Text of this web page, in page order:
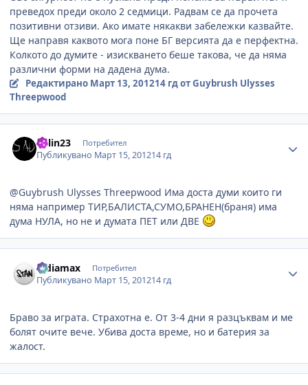
преведох преди около 2 седмици. Радвам се да прочета
позитивни отзиви. Ако имате някакви забележки казвайте.
Ще направя каквото мога поне БГ версията да е перфектна.
Колкото до думите - изискването беше такова, че да няма
различни форми на дадена дума.
Редактирано Март 13, 201214 гдот Guybrush Ulysses
Threepwood
Kalin23 Потребител
Публикувано Март 15, 201214 гд
@Guybrush Ulysses Threepwood Има доста думи които ги
няма например ТИР,БАЛИСТА,СУМО,БРАНЕН(браня) има
дума НУЛА, но не и думата ПЕТ или ДВЕ
ludiamax Потребител
Публикувано Март 15, 201214 гд
Браво за играта. Страхотна е. От 3-4 дни я разцъквам и ме
болят очите вече. Убива доста време, но и батерия за
жалост.